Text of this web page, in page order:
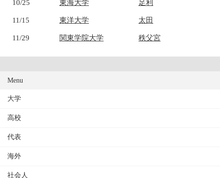
10/25 東海大学 足利
11/15 東洋大学 太田
11/29 関東学院大学 秩父宮
Menu
大学
高校
代表
海外
社会人